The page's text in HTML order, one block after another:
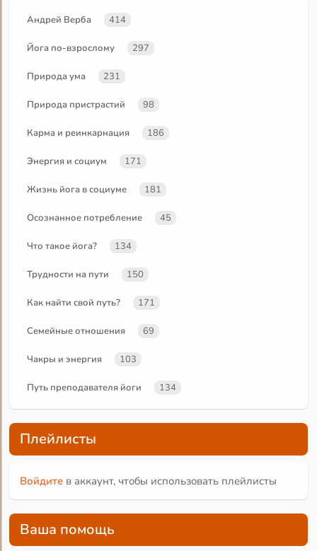
Андрей Верба 414
Йога по-взрослому 297
Природа ума 231
Природа пристрастий 98
Карма и реинкарнация 186
Энергия и социум 171
Жизнь йога в социуме 181
Осознанное потребление 45
Что такое йога? 134
Трудности на пути 150
Как найти свой путь? 171
Семейные отношения 69
Чакры и энергия 103
Путь преподавателя йоги 134
Плейлисты
Войдите в аккаунт, чтобы использовать плейлисты
Ваша помощь